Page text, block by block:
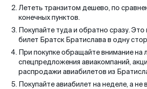
Лететь транзитом дешево, по
конечных пунктов.
Покупайте туда и обратно сразу.
билет Братск Братислава в одну
При покупке обращайте внимание на
спецпредложения авиакомпаний,
распродажи авиабилетов из
Покупайте авиабилет на неделе, а не